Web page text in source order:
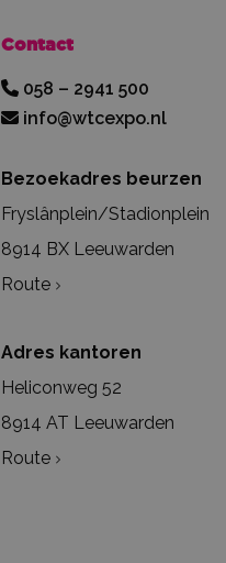
Contact
058 – 2941 500
info@wtcexpo.nl
Bezoekadres beurzen
Fryslânplein/Stadionplein
8914 BX Leeuwarden
Route
Adres kantoren
Heliconweg 52
8914 AT Leeuwarden
Route